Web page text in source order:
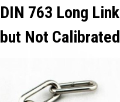
DIN 763 Long
but Not